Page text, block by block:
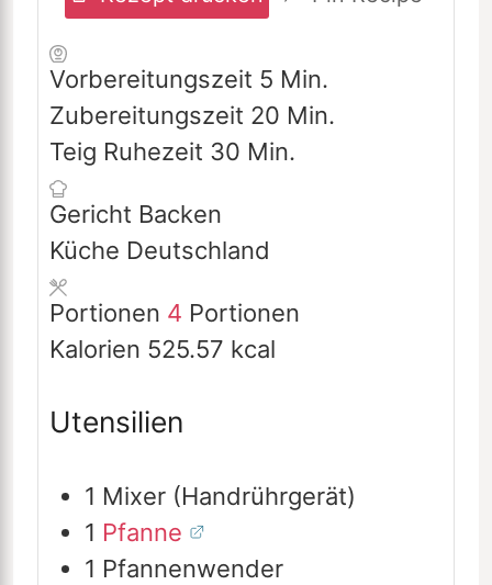
Vorbereitungszeit 5Minuten
Min.
Zubereitungszeit 20Minuten
Min.
Teig Ruhezeit 30Minuten
Min.
Gericht Backen
Küche Deutschland
Portionen 4 Portionen
Kalorien 525.57 kcal
Utensilien
1 Mixer (Handrührgerät)
1 Pfanne
1 Pfannenwender